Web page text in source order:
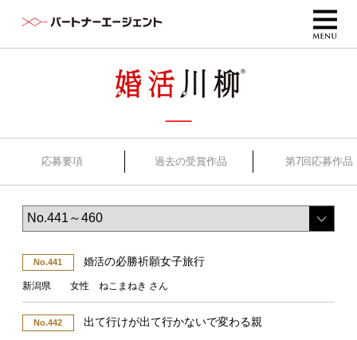
応募要項 過去の受賞作品 第7回応募作品
No.441 婚活の必勝祈願女子旅行
新潟県 女性 ねこまねき さん
No.442 出て行けが出て行かないで変わる親